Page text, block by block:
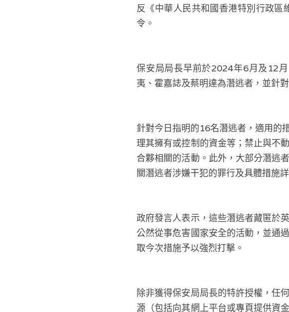
反《中華人民共和國香港特別行政
令。
保安局局長早前於2024年6月及12
夷、霍嘉誌及蔡明達為潛逃者，並針
針對今日指明的16名潛逃者，適用的
理其擁有或控制的資金等；禁止與不
合夥相關的活動。此外，大部分潛逃
關潛逃者涉嫌干犯的罪行及具體措施
政府發言人表示，這些潛逃者藏匿於
公然從事危害國家安全的活動，並通
取今次措施予以強烈打擊。
除非獲得保安局局長的特許授權，任
源（包括向其網上平台或專頁提供資